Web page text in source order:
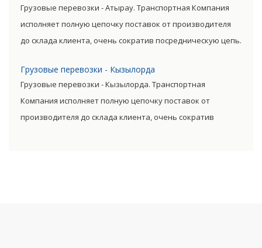
товара.
Грузовые перевозки - Атырау. Транспортная Компания
исполняет полную цепочку поставок от производителя
до склада клиента, очень сократив посредническую цепь.
затраты, существенно снизив уровень итоговой цены
товара.
Грузовые перевозки - Кызылорда
Грузовые перевозки - Кызылорда. Транспортная
Компания исполняет полную цепочку поставок от
производителя до склада клиента, очень сократив